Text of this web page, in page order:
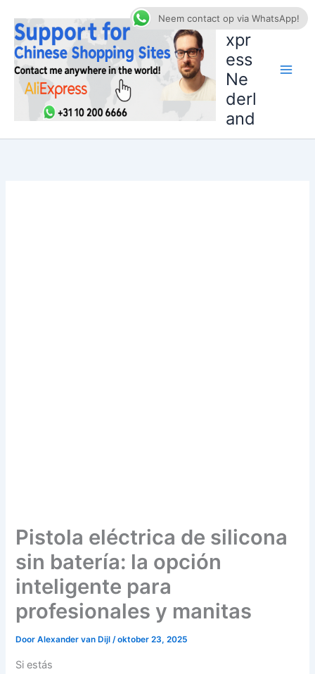
naar
inhoud
AliE
xpr
ess
Ne
derl
and
Pistola eléctrica de silicona
sin batería: la opción
inteligente para
profesionales y manitas
DoorAlexander van Dijl/oktober 23, 2025
Si estás
Neem contact op via WhatsApp!